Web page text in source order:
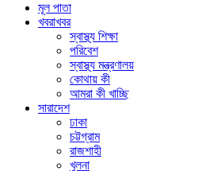
মূল পাতা
খবরাখবর
স্বাস্থ্য শিক্ষা
পরিবেশ
স্বাস্থ্য মন্ত্রণালয়
কোথায় কী
আমরা কী খাচ্ছি
সারাদেশ
ঢাকা
চট্টগ্রাম
রাজশাহী
খুলনা